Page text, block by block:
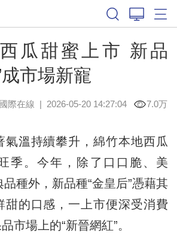
瓜甜蜜上市 新品
市場新寵
際在線 | 2026-05-20 14:27:04 7.0万
溫持續攀升，綿竹本地西瓜
季。今年，除了口口脆、美
種外，新品種“金皇后”憑藉其
甜的口感，一上市便深受消費
市場上的“新晉網紅”。